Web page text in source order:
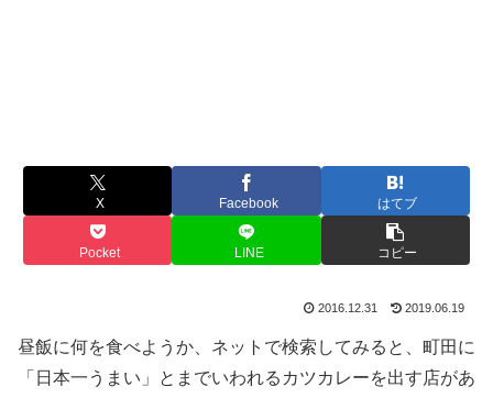
X Facebook はてブ
Pocket LINE コピー
2016.12.31 2019.06.19
昼飯に何を食べようか、ネットで検索してみると、町田に
「日本一うまい」とまでいわれるカツカレーを出す店があ